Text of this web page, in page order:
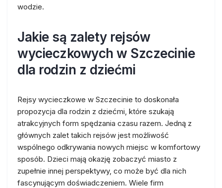
wodzie.
Jakie są zalety rejsów
wycieczkowych w Szczecinie
dla rodzin z dziećmi
Rejsy wycieczkowe w Szczecinie to doskonała
propozycja dla rodzin z dziećmi, które szukają
atrakcyjnych form spędzania czasu razem. Jedną z
głównych zalet takich rejsów jest możliwość
wspólnego odkrywania nowych miejsc w komfortowy
sposób. Dzieci mają okazję zobaczyć miasto z
zupełnie innej perspektywy, co może być dla nich
fascynującym doświadczeniem. Wiele firm